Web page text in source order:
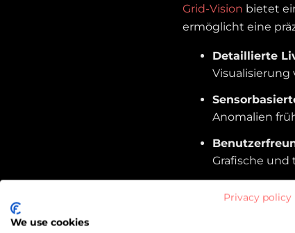
Grid-Vision bietet
ermöglicht eine
Detaillierte
Visualisierung
Anomalien
Grafische
Mit Grid-Vision
optimieren
Privacy policy
We use cookies